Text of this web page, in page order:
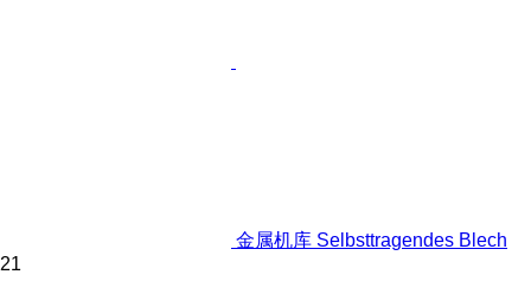
金属机库 Selbsttragendes Blech
21